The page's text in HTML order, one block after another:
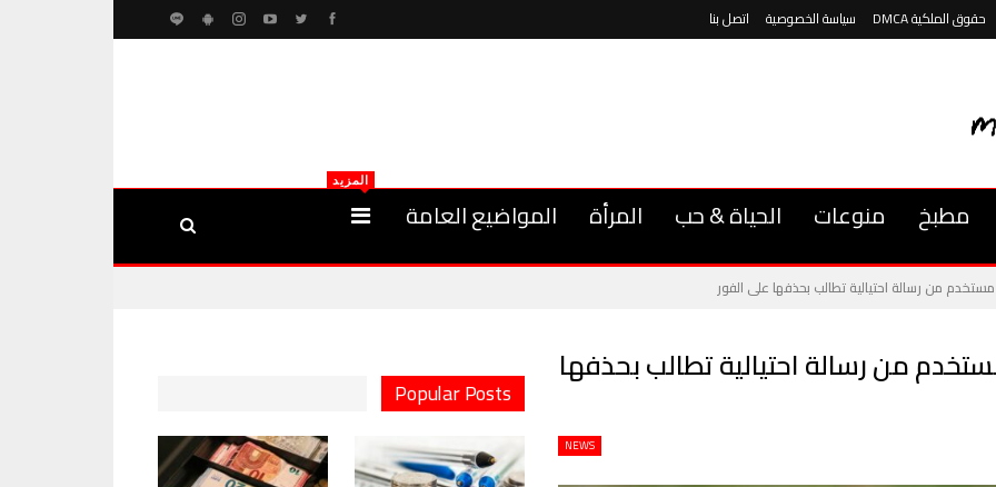
حقوق الملكية DMCA سياسة الخصوصية اتصل بنا
مطبخ منوعات الحياة & حب المرأة المواضيع العامة
المزيد
من رسالة احتيالية تطالب بحذفها على الفور
من رسالة احتيالية تطالب بحذفها
NEWS
Popular Posts